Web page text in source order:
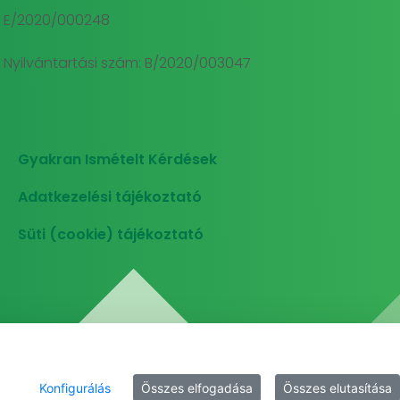
E/2020/000248
Nyilvántartási szám: B/2020/003047
Gyakran Ismételt Kérdések
Adatkezelési tájékoztató
Süti (cookie) tájékoztató
Konfigurálás Összes elfogadása Összes elutasítása